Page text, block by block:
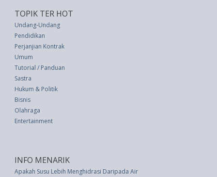
TOPIK TER HOT
Undang-Undang
Pendidikan
Perjanjian Kontrak
Umum
Tutorial / Panduan
Sastra
Hukum & Politik
Bisnis
Olahraga
Entertainment
INFO MENARIK
Apakah Susu Lebih Menghidrasi Daripada Air? Inilah Waktu Terbaik untuk